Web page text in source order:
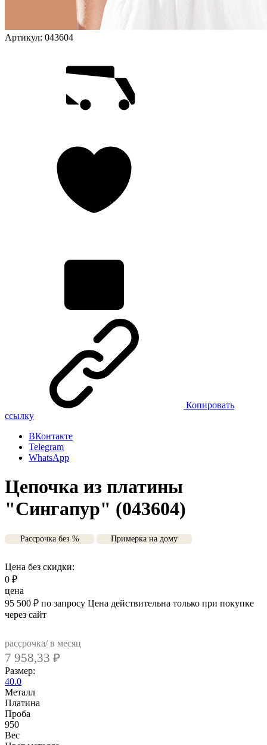
Артикул: 043604
Копировать
ссылку
ВКонтакте
Telegram
WhatsApp
Цепочка из платины
"Сингапур" (043604)
Рассрочка без % Примерка на дому
Цена без скидки:
0 ₽
цена
95 500 ₽ по запросу Цена действительна только при покупке
через сайт
рассрочка/ в месяц
7 958,33 ₽
Размер:
40.0
Металл
Платина
Проба
950
Вес